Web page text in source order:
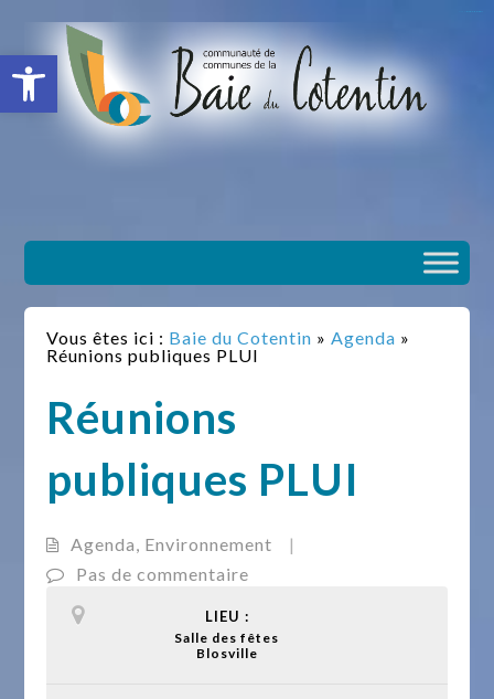
Ouvrir la barre d’outils
Vous êtes ici : Baie du Cotentin »Agenda »
Réunions publiques PLUI
Réunions
publiques PLUI
Agenda, Environnement
|
Pas de commentaire
LIEU :
Salle des fêtes
Blosville